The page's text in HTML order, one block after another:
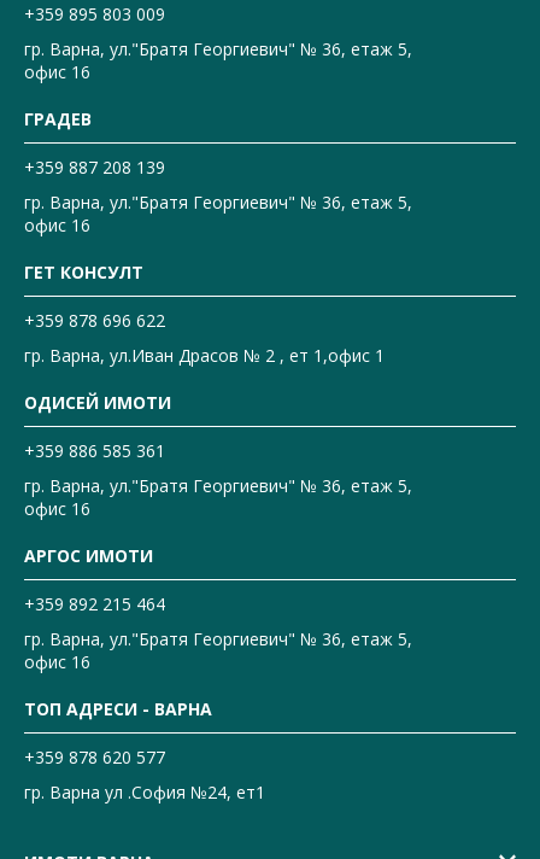
+359 895 803 009
гр. Варна, ул."Братя Георгиевич" № 36, етаж 5,
офис 16
ГРАДЕВ
+359 887 208 139
гр. Варна, ул."Братя Георгиевич" № 36, етаж 5,
офис 16
ГЕТ КОНСУЛТ
+359 878 696 622
гр. Варна, ул.Иван Драсов № 2 , ет 1,офис 1
ОДИСЕЙ ИМОТИ
+359 886 585 361
гр. Варна, ул."Братя Георгиевич" № 36, етаж 5,
офис 16
АРГОС ИМОТИ
+359 892 215 464
гр. Варна, ул."Братя Георгиевич" № 36, етаж 5,
офис 16
ТОП АДРЕСИ - ВАРНА
+359 878 620 577
гр. Варна ул .София №24, ет1